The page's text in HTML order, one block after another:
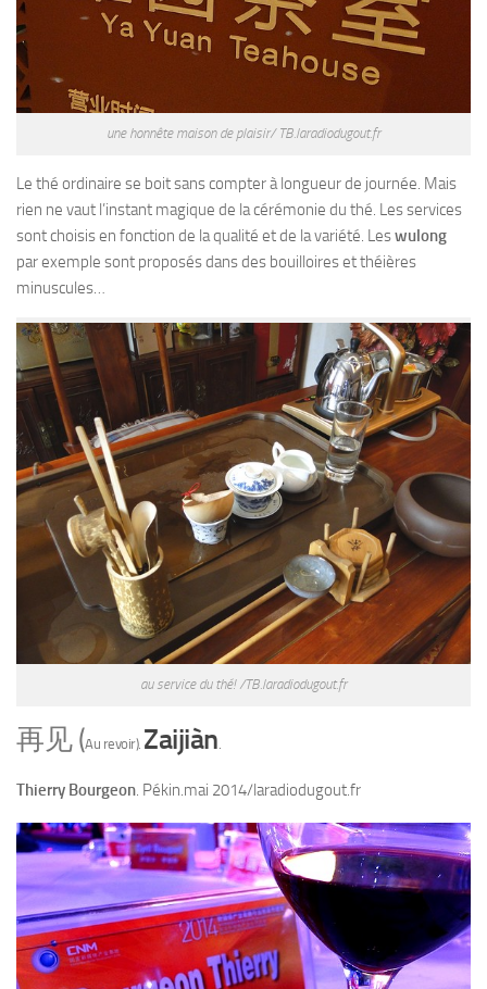
une honnête maison de plaisir/ TB.laradiodugout.fr
Le thé ordinaire se boit sans compter à longueur de journée. Mais
rien ne vaut l’instant magique de la cérémonie du thé. Les services
sont choisis en fonction de la qualité et de la variété. Leswulong
par exemple sont proposés dans des bouilloires et théières
minuscules…
au service du thé! /TB.laradiodugout.fr
再见 (Au revoir). Zaijiàn.
Thierry Bourgeon. Pékin.mai 2014/laradiodugout.fr